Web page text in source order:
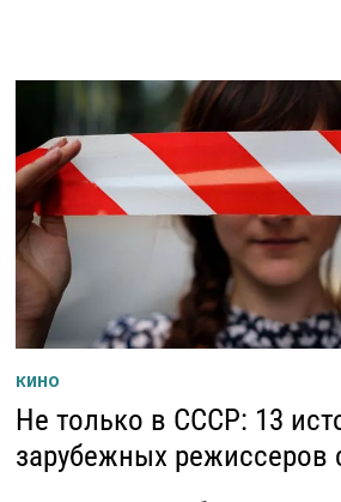
КИНО
Не только в СССР: 13
зарубежных режиссеров